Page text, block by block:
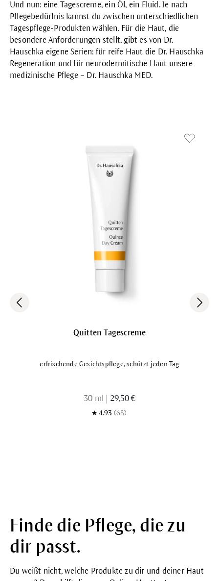
Und nun: eine Tagescreme, ein Öl, ein Fluid. Je nach
Pflegebedürfnis kannst du zwischen unterschiedlichen
Tagespflege-Produkten wählen. Für die Haut, die
besondere Anforderungen stellt, gibt es von Dr.
Hauschka eigene Serien: für reife Haut die Dr. Hauschka
Regeneration und für neurodermitische Haut unsere
medizinische Pflege – Dr. Hauschka MED.
Quitten Tagescreme
erfrischende Gesichtspflege, schützt jeden Tag
30 ml 29,50 €
4.93 (68)
Finde die Pflege, die zu
dir passt.
Du weißt nicht, welche Produkte zu dir und deiner Haut